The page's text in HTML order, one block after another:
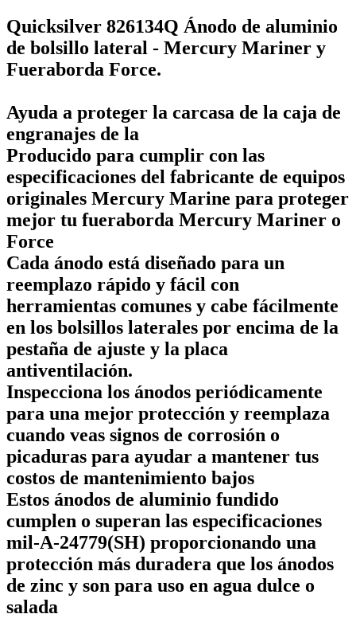
Quicksilver 826134Q Ánodo de aluminio
de bolsillo lateral - Mercury Mariner y
Fueraborda Force.
Ayuda a proteger la carcasa de la caja de
engranajes de la
Producido para cumplir con las
especificaciones del fabricante de equipos
originales Mercury Marine para proteger
mejor tu fueraborda Mercury Mariner o
Force
Cada ánodo está diseñado para un
reemplazo rápido y fácil con
herramientas comunes y cabe fácilmente
en los bolsillos laterales por encima de la
pestaña de ajuste y la placa
antiventilación.
Inspecciona los ánodos periódicamente
para una mejor protección y reemplaza
cuando veas signos de corrosión o
picaduras para ayudar a mantener tus
costos de mantenimiento bajos
Estos ánodos de aluminio fundido
cumplen o superan las especificaciones
mil-A-24779(SH) proporcionando una
protección más duradera que los ánodos
de zinc y son para uso en agua dulce o
salada